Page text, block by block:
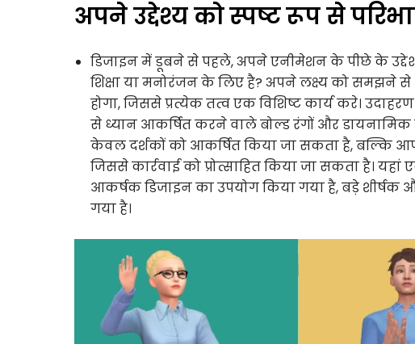
अपने उद्देश्य को स्पष्ट रूप से
डिजाइन में डूबने से पहले, अपने एनीमेशन के पीछे के
शिक्षा या मनोरंजन के लिए है? अपने लक्ष्य को समझने
होगा, जिससे प्रत्येक तत्व एक विशिष्ट कार्य करे।
से ध्यान आकर्षित करने वाले बोल्ड रंगों और
केवल दर्शकों को आकर्षित किया जा सकता है, बल्कि
जिससे कार्रवाई को प्रोत्साहित किया जा सकता है।
आकर्षक डिजाइन का उपयोग किया गया है, बड़े शीर्षक
गया है।